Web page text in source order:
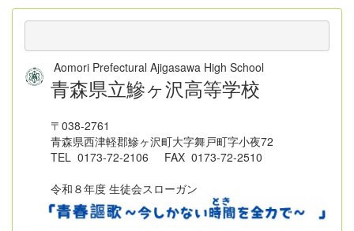
Aomori Prefectural Ajigasawa High School
青森県立鰺ヶ沢高等学校
〒038-2761
青森県西津軽郡鰺ヶ沢町大字舞戸町字小夜72
TEL 0173-72-2106 FAX 0173-72-2510
令和８年度 生徒会スローガン